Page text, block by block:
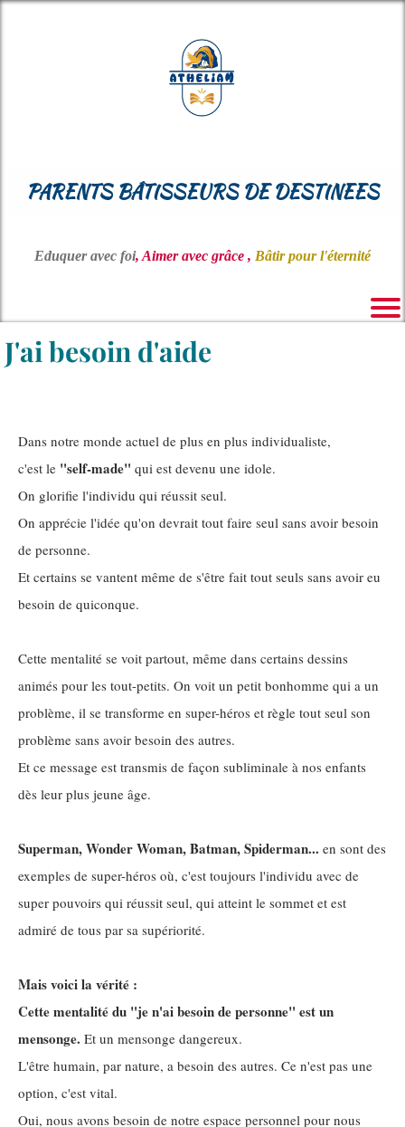
PARENTS BÂTISSEURS DE DESTINEES
Eduquer avec foi, Aimer avec grâce , Bâtir pour l'éternité
J'ai besoin d'aide
Dans notre monde actuel de plus en plus individualiste,
c'est le "self-made" qui est devenu une idole.
On glorifie l'individu qui réussit seul.
On apprécie l'idée qu'on devrait tout faire seul sans avoir besoin
de personne.
Et certains se vantent même de s'être fait tout seuls sans avoir eu
besoin de quiconque.
Cette mentalité se voit partout, même dans certains dessins
animés pour les tout-petits. On voit un petit bonhomme qui a un
problème, il se transforme en super-héros et règle tout seul son
problème sans avoir besoin des autres.
Et ce message est transmis de façon subliminale à nos enfants
dès leur plus jeune âge.
Superman, Wonder Woman, Batman, Spiderman... en sont des
exemples de super-héros où, c'est toujours l'individu avec de
super pouvoirs qui réussit seul, qui atteint le sommet et est
admiré de tous par sa supériorité.
Mais voici la vérité :
Cette mentalité du "je n'ai besoin de personne" est un
mensonge. Et un mensonge dangereux.
L'être humain, par nature, a besoin des autres. Ce n'est pas une
option, c'est vital.
Oui, nous avons besoin de notre espace personnel pour nous